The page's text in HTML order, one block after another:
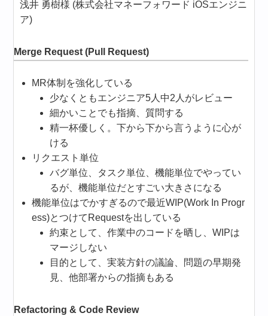
浅井 勇樹様 (株式会社マネーフォワード iOSエンジニ
ア)
Merge Request (Pull Request)
MR体制を強化している
少なくともエンジニア5人中2人がレビュー
細かいことでも指摘、質問する
精一杯優しく。下から下から言うように心が
ける
リクエスト単位
バグ単位、タスク単位、機能単位でやってい
るが、機能単位だとすごい大きさになる
機能単位はでかすぎるので最近WIP(Work In Progr
ess)とつけてRequestを出している
約束として、作業中のコードを晒し、WIPは
マージしない
目的として、実装方針の議論、問題の早期発
見、他部署からの指摘もある
Refactoring & Code Review